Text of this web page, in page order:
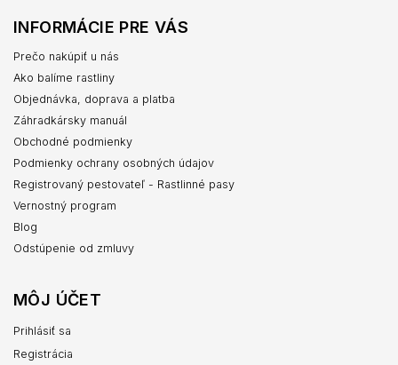
INFORMÁCIE PRE VÁS
Prečo nakúpiť u nás
Ako balíme rastliny
Objednávka, doprava a platba
Záhradkársky manuál
Obchodné podmienky
Podmienky ochrany osobných údajov
Registrovaný pestovateľ - Rastlinné pasy
Vernostný program
Blog
Odstúpenie od zmluvy
MÔJ ÚČET
Prihlásiť sa
Registrácia